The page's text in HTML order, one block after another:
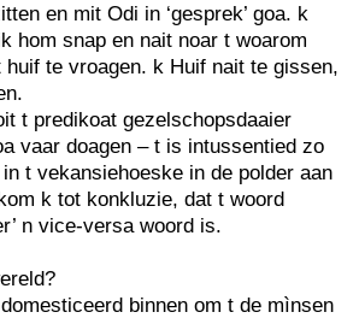
en mit Odi in ‘gesprek’ goa. k
hom snap en nait noar t woarom
te vroagen. k Huif nait te gissen,
t predikoat gezelschopsdaaier
vaar doagen – t is intussentied zo
t vekansiehoeske in de polder aan
k tot konkluzie, dat t woord
n vice-versa woord is.
binnen om t de mìnsen